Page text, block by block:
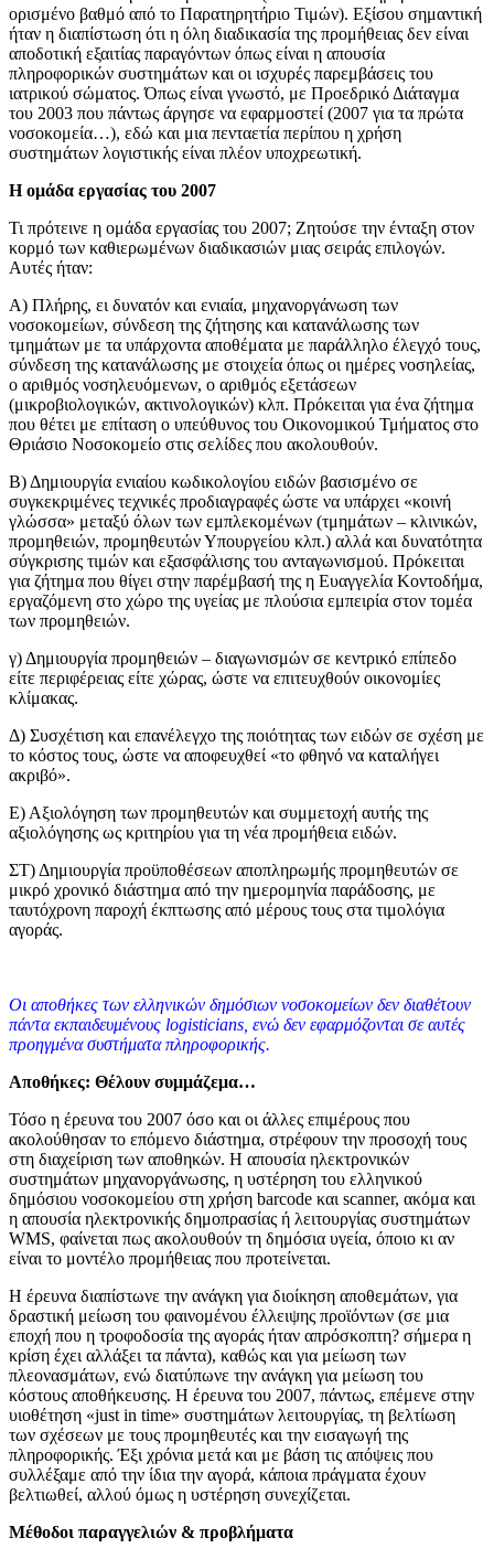
ορισμένο βαθμό από το Παρατηρητήριο Τιμών). Εξίσου σημαντική
ήταν η διαπίστωση ότι η όλη διαδικασία της προμήθειας δεν είναι
αποδοτική εξαιτίας παραγόντων όπως είναι η απουσία
πληροφορικών συστημάτων και οι ισχυρές παρεμβάσεις του
ιατρικού σώματος. Όπως είναι γνωστό, με Προεδρικό Διάταγμα
του 2003 που πάντως άργησε να εφαρμοστεί (2007 για τα πρώτα
νοσοκομεία…), εδώ και μια πενταετία περίπου η χρήση
συστημάτων λογιστικής είναι πλέον υποχρεωτική.
Η ομάδα εργασίας του 2007
Τι πρότεινε η ομάδα εργασίας του 2007; Ζητούσε την ένταξη στον
κορμό των καθιερωμένων διαδικασιών μιας σειράς επιλογών.
Αυτές ήταν:
Α) Πλήρης, ει δυνατόν και ενιαία, μηχανοργάνωση των
νοσοκομείων, σύνδεση της ζήτησης και κατανάλωσης των
τμημάτων με τα υπάρχοντα αποθέματα με παράλληλο έλεγχό τους,
σύνδεση της κατανάλωσης με στοιχεία όπως οι ημέρες νοσηλείας,
ο αριθμός νοσηλευόμενων, ο αριθμός εξετάσεων
(μικροβιολογικών, ακτινολογικών) κλπ. Πρόκειται για ένα ζήτημα
που θέτει με επίταση ο υπεύθυνος του Οικονομικού Τμήματος στο
Θριάσιο Νοσοκομείο στις σελίδες που ακολουθούν.
Β) Δημιουργία ενιαίου κωδικολογίου ειδών βασισμένο σε
συγκεκριμένες τεχνικές προδιαγραφές ώστε να υπάρχει «κοινή
γλώσσα» μεταξύ όλων των εμπλεκομένων (τμημάτων – κλινικών,
προμηθειών, προμηθευτών Υπουργείου κλπ.) αλλά και δυνατότητα
σύγκρισης τιμών και εξασφάλισης του ανταγωνισμού. Πρόκειται
για ζήτημα που θίγει στην παρέμβασή της η Ευαγγελία Κοντοδήμα,
εργαζόμενη στο χώρο της υγείας με πλούσια εμπειρία στον τομέα
των προμηθειών.
γ) Δημιουργία προμηθειών – διαγωνισμών σε κεντρικό επίπεδο
είτε περιφέρειας είτε χώρας, ώστε να επιτευχθούν οικονομίες
κλίμακας.
Δ) Συσχέτιση και επανέλεγχο της ποιότητας των ειδών σε σχέση με
το κόστος τους, ώστε να αποφευχθεί «το φθηνό να καταλήγει
ακριβό».
Ε) Αξιολόγηση των προμηθευτών και συμμετοχή αυτής της
αξιολόγησης ως κριτηρίου για τη νέα προμήθεια ειδών.
ΣΤ) Δημιουργία προϋποθέσεων αποπληρωμής προμηθευτών σε
μικρό χρονικό διάστημα από την ημερομηνία παράδοσης, με
ταυτόχρονη παροχή έκπτωσης από μέρους τους στα τιμολόγια
αγοράς.
Οι αποθήκες των ελληνικών δημόσιων νοσοκομείων δεν διαθέτουν
πάντα εκπαιδευμένους logisticians, ενώ δεν εφαρμόζονται σε αυτές
προηγμένα συστήματα πληροφορικής.
Αποθήκες: Θέλουν συμμάζεμα…
Τόσο η έρευνα του 2007 όσο και οι άλλες επιμέρους που
ακολούθησαν το επόμενο διάστημα, στρέφουν την προσοχή τους
στη διαχείριση των αποθηκών. Η απουσία ηλεκτρονικών
συστημάτων μηχανοργάνωσης, η υστέρηση του ελληνικού
δημόσιου νοσοκομείου στη χρήση barcode και scanner, ακόμα και
η απουσία ηλεκτρονικής δημοπρασίας ή λειτουργίας συστημάτων
WMS, φαίνεται πως ακολουθούν τη δημόσια υγεία, όποιο κι αν
είναι το μοντέλο προμήθειας που προτείνεται.
Η έρευνα διαπίστωνε την ανάγκη για διοίκηση αποθεμάτων, για
δραστική μείωση του φαινομένου έλλειψης προϊόντων (σε μια
εποχή που η τροφοδοσία της αγοράς ήταν απρόσκοπτη? σήμερα η
κρίση έχει αλλάξει τα πάντα), καθώς και για μείωση των
πλεονασμάτων, ενώ διατύπωνε την ανάγκη για μείωση του
κόστους αποθήκευσης. Η έρευνα του 2007, πάντως, επέμενε στην
υιοθέτηση «just in time» συστημάτων λειτουργίας, τη βελτίωση
των σχέσεων με τους προμηθευτές και την εισαγωγή της
πληροφορικής. Έξι χρόνια μετά και με βάση τις απόψεις που
συλλέξαμε από την ίδια την αγορά, κάποια πράγματα έχουν
βελτιωθεί, αλλού όμως η υστέρηση συνεχίζεται.
Μέθοδοι παραγγελιών & προβλήματα